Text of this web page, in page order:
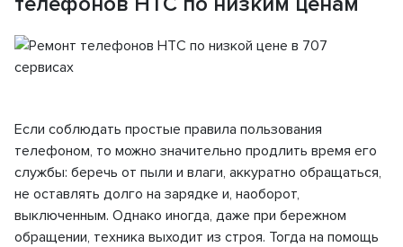
Если соблюдать простые правила пользования
телефоном, то можно значительно продлить время его
службы: беречь от пыли и влаги, аккуратно обращаться,
не оставлять долго на зарядке и, наоборот,
выключенным. Однако иногда, даже при бережном
обращении, техника выходит из строя. Тогда на помощь